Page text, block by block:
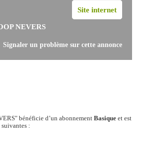
Site internet
NEVERS
Signaler un problème sur cette annonce
bénéficie d’un abonnement Basique et est
suivantes :